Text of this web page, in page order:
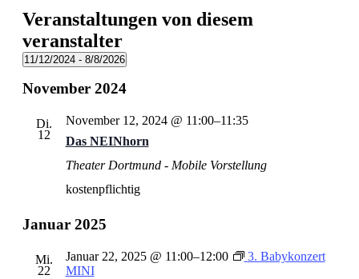
Veranstaltungen von diesem
veranstalter
11/12/2024 - 8/8/2026
wählen.
November 2024
Di.
12
Das NEINhorn
November 12, 2024 @ 11:00–11:35
Theater Dortmund - Mobile Vorstellung
kostenpflichtig
Januar 2025
Mi.
22
Januar 22, 2025 @ 11:00–12:00
3. Babykonzert
MINI